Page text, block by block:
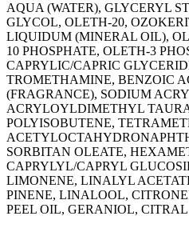
AQUA (WATER), GLYCERYL
GLYCOL, OLETH-20,
LIQUIDUM (MINERAL OIL),
10 PHOSPHATE, OLETH-3
CAPRYLIC/CAPRIC
TROMETHAMINE, BENZOIC
(FRAGRANCE), SODIUM
ACRYLOYLDIMETHYL
POLYISOBUTENE,
SORBITAN OLEATE,
CAPRYLYL/CAPRYL
LIMONENE, LINALYL
PINENE, LINALOOL,
PEEL OIL, GERANIOL, CITRAL